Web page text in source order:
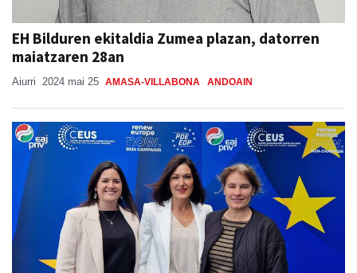
EH Bilduren ekitaldia Zumea plazan, datorren
maiatzaren 28an
Aiurri 2024 mai 25 AMASA-VILLABONA ANDOAIN